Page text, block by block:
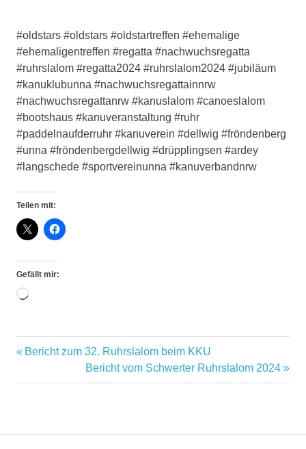
#oldstars #oldstars #oldstartreffen #ehemalige
#ehemaligentreffen #regatta #nachwuchsregatta
#ruhrslalom #regatta2024 #ruhrslalom2024 #jubiläum
#kanuklubunna #nachwuchsregattainnrw
#nachwuchsregattanrw #kanuslalom #canoeslalom
#bootshaus #kanuveranstaltung #ruhr
#paddelnaufderruhr #kanuverein #dellwig #fröndenberg
#unna #fröndenbergdellwig #drüpplingsen #ardey
#langschede #sportvereinunna #kanuverbandnrw
Teilen mit:
Gefällt mir:
Wird
Beitragsnavigation
Vorheriger
Bericht zum 32. Ruhrslalom beim KKU
Nächster
Beitrag:
Bericht vom Schwerter Ruhrslalom 2024